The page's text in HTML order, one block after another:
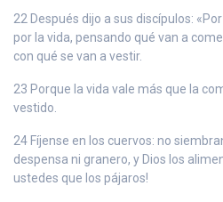
22 Después dijo a sus discípulos:
por la vida, pensando qué van a
con qué se van a vestir.
23 Porque la vida vale más que la
vestido.
24 Fíjense en los cuervos: no
despensa ni granero, y Dios los
ustedes que los pájaros!